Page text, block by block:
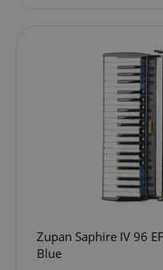
Zupan Saphire IV 96
Blue